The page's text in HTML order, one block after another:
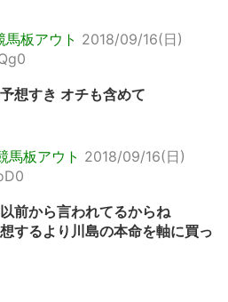
板アウト 2018/09/16(日)
想すき オチも含めて
馬板アウト 2018/09/16(日)
前から言われてるからね
するより川島の本命を軸に買っ